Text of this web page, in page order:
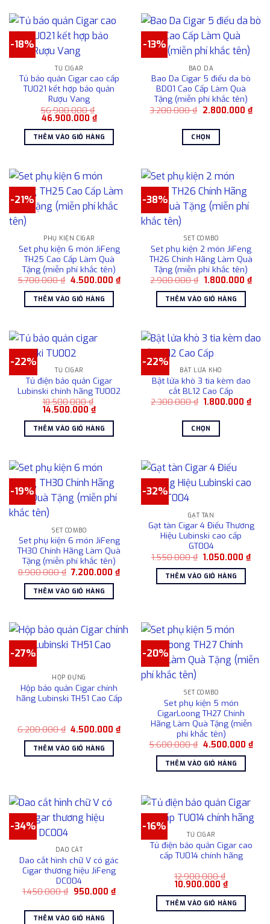
được
chọn
trên
trang
sản
phẩm
-18%
TỦ CIGAR
Tủ bảo quản Cigar cao cấp
TU021 kết hợp bảo quản
Rượu Vang
56.900.000₫
Giá
là:
56.900.000 ₫.
46.900.000 ₫Giá
hiện
tại
là:
46.900.000 ₫.
THÊM VÀO GIỎ HÀNG
-13%
BAO DA
Bao Da Cigar 5 điếu da bò
BD01 Cao Cấp Làm Quà
Tặng (miễn phí khắc tên)
3.200.000₫ Giá
3.200.000 ₫.
2.800.000 ₫Giá
hiện
CHỌN
này
có
nhiều
biến
Các
tùy
chọn
có
thể
được
trang
sản
phẩm
-21%
PHỤ KIỆN CIGAR
Set phụ kiện 6 món JiFeng
TH25 Cao Cấp Làm Quà
Tặng (miễn phí khắc tên)
5.700.000₫ Giá
là:
5.700.000 ₫.
4.500.000 ₫Giá
hiện
4.500.000 ₫.
THÊM VÀO GIỎ HÀNG
-38%
SET COMBO
Set phụ kiện 2 món JiFeng
TH26 Chính Hãng Làm Quà
Tặng (miễn phí khắc tên)
2.900.000₫ Giá
là:
2.900.000 ₫.
1.800.000 ₫Giá
hiện
THÊM VÀO GIỎ HÀNG
-22%
TỦ CIGAR
Tủ điện bảo quản Cigar
Lubinski chính hãng TU002
18.500.000₫
Giá
là:
18.500.000 ₫.
14.500.000 ₫Giá
tại
là:
THÊM VÀO GIỎ HÀNG
-22%
BẬT LỬA KHÒ
Bật lửa khò 3 tia kèm dao
cắt BL12 Cao Cấp
2.300.000₫ Giá
2.300.000 ₫.
1.800.000₫Giá
CHỌN
này
có
thể.
Các
tùy
chọn
có
thể
trang
sản
phẩm
-19%
SET COMBO
Set phụ kiện 6 món JiFeng
TH30 Chính Hãng Làm Quà
Tặng (miễn phí khắc tên)
8.900.000₫ Giá
là:
8.900.000 ₫.
7.200.000₫Giá
hiện
THÊM VÀO GIỎ HÀNG
-32%
GẠT TÀN
Gạt tàn Cigar 4 Điếu Thương
Hiệu Lubinski cao cấp
GT004
1.550.000₫ Giá
là:
1.550.000 ₫.
1.050.000₫Giá
hiện
THÊM VÀO GIỎ HÀNG
-27%
HỘP ĐỰNG
Hộp bảo quản Cigar chính
hãng Lubinski TH51 Cao Cấp
6.200.000₫ Giá
là:
6.200.000 ₫.
4.500.000₫Giá
hiện
4.500.000 ₫.
THÊM VÀO GIỎ HÀNG
-20%
SET COMBO
Set phụ kiện 5 món
CigarLoong TH27 Chính
Hãng Làm Quà Tặng (miễn
phí khắc tên)
5.600.000₫ Giá
là:
5.600.000 ₫.
4.500.000 ₫Giá
hiện
THÊM VÀO GIỎ HÀNG
-34%
DAO CẮT
Dao cắt hình chữ V có gác
Cigar thương hiệu JiFeng
DC004
1.450.000₫ Giá
1.450.000 ₫.
950.000 ₫Giá
hiện
THÊM VÀO GIỎ HÀNG
-16%
TỦ CIGAR
Tủ điện bảo quản Cigar cao
cấp TU014 chính hãng
12.900.000₫
Giá
là:
12.900.000 ₫.
10.900.000 ₫Giá
hiện
tại
là:
THÊM VÀO GIỎ HÀNG